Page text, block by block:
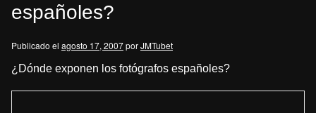
españoles?
Publicado el agosto 17, 2007porJMTubet
¿Dónde exponen los fotógrafos españoles?